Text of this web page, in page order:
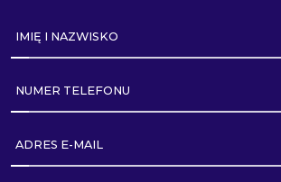
IMIĘ I NAZWISKO
NUMER TELEFONU
ADRES E-MAIL